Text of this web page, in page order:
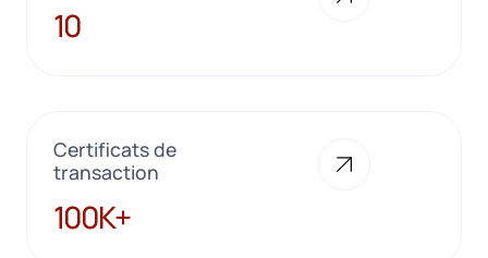
10
10
Certificats de
transaction
100K+
100K+